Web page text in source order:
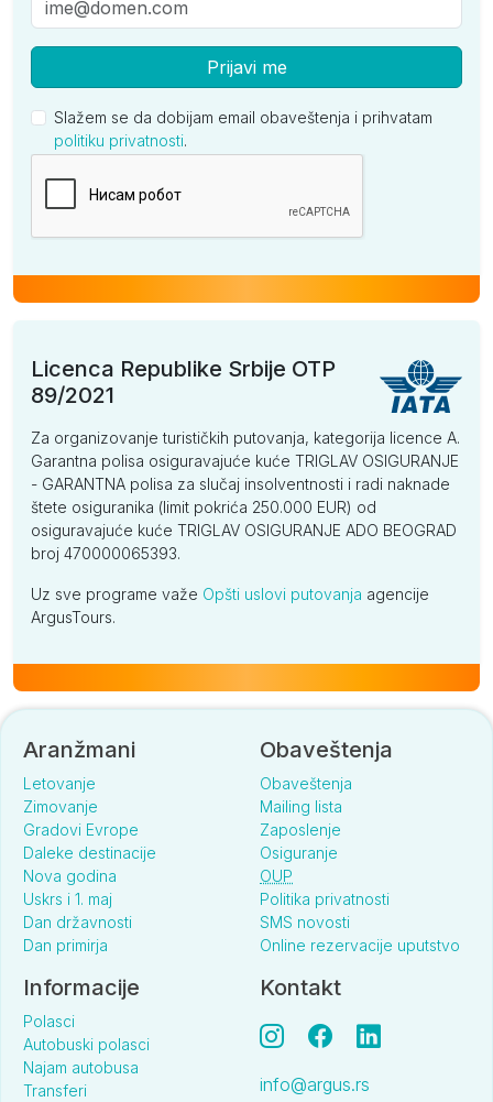
Prijavi me
Slažem se da dobijam email obaveštenja i prihvatam
politiku privatnosti.
Licenca Republike Srbije OTP
89/2021
Za organizovanje turističkih putovanja, kategorija licence A.
Garantna polisa osiguravajuće kuće TRIGLAV OSIGURANJE
- GARANTNA polisa za slučaj insolventnosti i radi naknade
štete osiguranika (limit pokrića 250.000 EUR) od
osiguravajuće kuće TRIGLAV OSIGURANJE ADO BEOGRAD
broj 470000065393.
Uz sve programe važe Opšti uslovi putovanja agencije
ArgusTours.
Aranžmani
Letovanje
Zimovanje
Gradovi Evrope
Daleke destinacije
Nova godina
Uskrs i 1. maj
Dan državnosti
Dan primirja
Obaveštenja
Obaveštenja
Mailing lista
Zaposlenje
Osiguranje
OUP
Politika privatnosti
SMS novosti
Online rezervacije uputstvo
Informacije
Polasci
Autobuski polasci
Najam autobusa
Transferi
Kontakt
info@argus.rs